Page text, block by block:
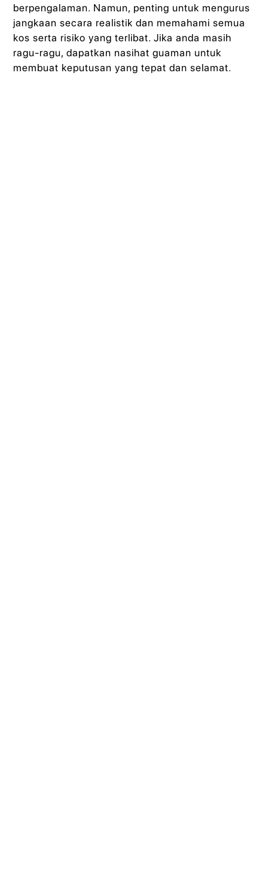
berpengalaman. Namun, penting untuk mengurus
jangkaan secara realistik dan memahami semua
kos serta risiko yang terlibat. Jika anda masih
ragu-ragu, dapatkan nasihat guaman untuk
membuat keputusan yang tepat dan selamat.